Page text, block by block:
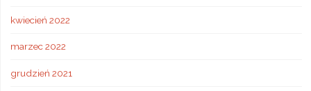
kwiecień 2022
marzec 2022
grudzień 2021